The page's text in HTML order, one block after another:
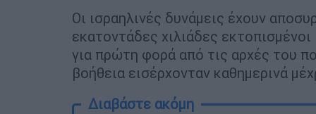
Οι ισραηλινές δυνάμεις έχουν
εκατοντάδες χιλιάδες
για πρώτη φορά από τις αρχές του
βοήθεια εισέρχονταν καθημερινά
Διαβάστε ακόμη